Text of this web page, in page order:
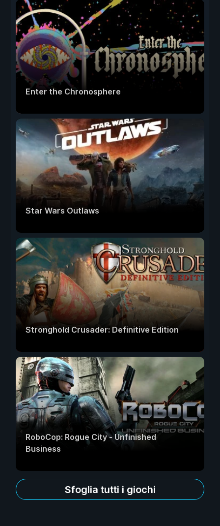
Enter the Chronosphere
Star Wars Outlaws
Stronghold Crusader: Definitive Edition
RoboCop: Rogue City - Unfinished
Business
Sfoglia tutti i giochi